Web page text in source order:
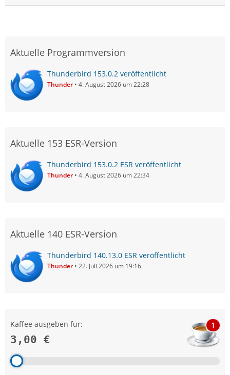
Aktuelle Programmversion
Thunderbird 153.0.2 veröffentlicht
Thunder 4. August 2026 um 22:28
Aktuelle 153 ESR-Version
Thunderbird 153.0.2 ESR veröffentlicht
Thunder 4. August 2026 um 22:34
Aktuelle 140 ESR-Version
Thunderbird 140.13.0 ESR veröffentlicht
Thunder 22. Juli 2026 um 19:16
Kaffee ausgeben für:
3,00 €
1